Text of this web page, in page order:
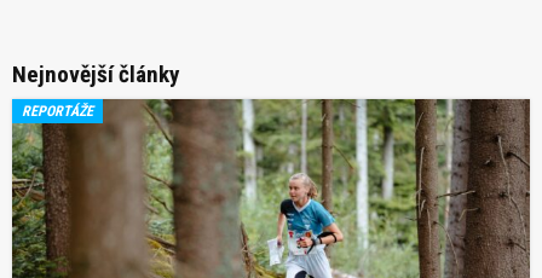
Nejnovější články
REPORTÁŽE